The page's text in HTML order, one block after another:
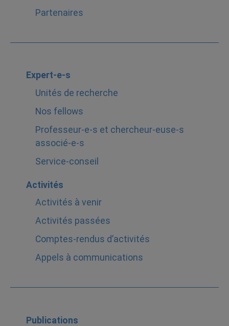
Partenaires
Expert-e-s
Unités de recherche
Nos fellows
Professeur-e-s et chercheur-euse-s
associé-e-s
Service-conseil
Activités
Activités à venir
Activités passées
Comptes-rendus d’activités
Appels à communications
Publications